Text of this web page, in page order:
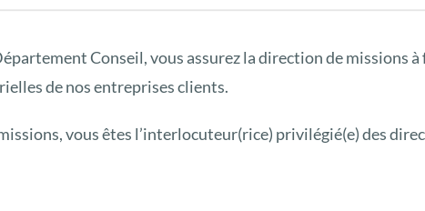
Conseil, vous assurez la direction de
de nos entreprises clients.
vous êtes l’interlocuteur(rice) privilégié(e) des